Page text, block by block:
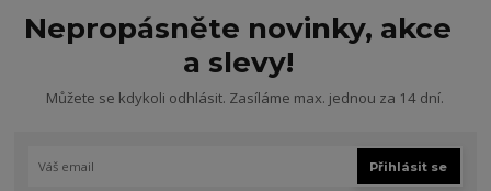
Nepropásněte novinky, akce
a slevy!
Můžete se kdykoli odhlásit. Zasíláme max. jednou za 14 dní.
Přihlásit se